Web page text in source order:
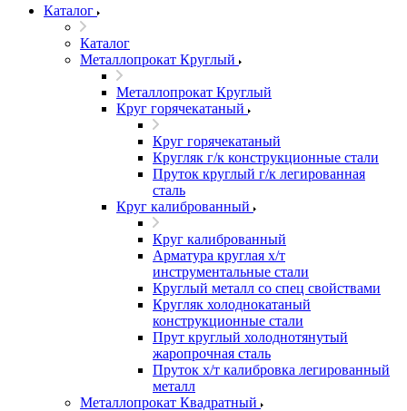
Каталог
Каталог
Металлопрокат Круглый
Металлопрокат Круглый
Круг горячекатаный
Круг горячекатаный
Кругляк г/к конструкционные стали
Пруток круглый г/к легированная
сталь
Круг калиброванный
Круг калиброванный
Арматура круглая х/т
инструментальные стали
Круглый металл со спец свойствами
Кругляк холоднокатаный
конструкционные стали
Прут круглый холоднотянутый
жаропрочная сталь
Пруток х/т калибровка легированный
металл
Металлопрокат Квадратный